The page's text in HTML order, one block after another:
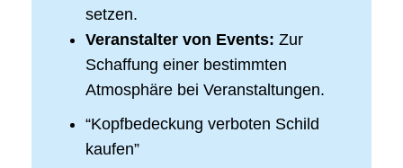
setzen.
Veranstalter von Events: Zur
Schaffung einer bestimmten
Atmosphäre bei Veranstaltungen.
“Kopfbedeckung verboten Schild
kaufen”